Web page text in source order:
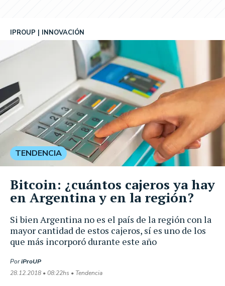
Si bien Argentina no es el país de la región con la
mayor cantidad de estos cajeros, sí es uno de los
que más incorporó durante este año
IPROUP INNOVACIÓN
PoriProUP
28.12.2018 • 08:22hs • Tendencia
TENDENCIA
Bitcoin: ¿cuántos cajeros ya hay
en Argentina y en la región?